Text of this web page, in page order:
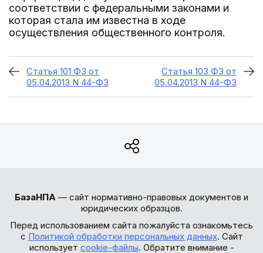
соответствии с федеральными законами и
которая стала им известна в ходе
осуществления общественного контроля.
Статья 101 ФЗ от
05.04.2013 N 44-ФЗ
Статья 103 ФЗ от
05.04.2013 N 44-ФЗ
БазаНПА — сайт нормативно-правовых документов и
юридических образцов.
Перед использованием сайта пожалуйста ознакомьтесь
с Политикой обработки персональных данных. Сайт
использует cookie-файлы. Обратите внимание -